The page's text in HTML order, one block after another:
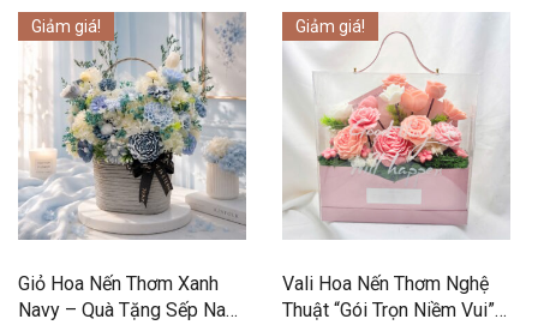
Giảm giá!
Giỏ Hoa Nến Thơm Xanh
Navy – Quà Tặng Sếp Nam
Giảm giá!
Vali Hoa Nến Thơm Nghệ
Thuật “Gói Trọn Niềm Vui”